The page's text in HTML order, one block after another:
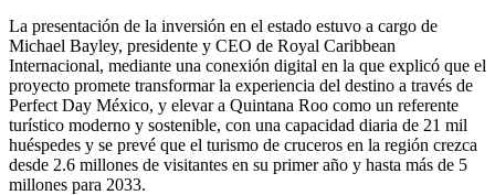
La presentación de la inversión en el estado estuvo a cargo de
Michael Bayley, presidente y CEO de Royal Caribbean
Internacional, mediante una conexión digital en la que explicó que el
proyecto promete transformar la experiencia del destino a través de
Perfect Day México, y elevar a Quintana Roo como un referente
turístico moderno y sostenible, con una capacidad diaria de 21 mil
huéspedes y se prevé que el turismo de cruceros en la región crezca
desde 2.6 millones de visitantes en su primer año y hasta más de 5
millones para 2033.